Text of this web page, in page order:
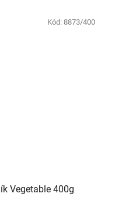
Vegetable 400g
Kód:8873/400